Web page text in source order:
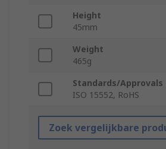
Height
45mm
Weight
465g
Standards/Approvals
ISO 15552, RoHS
Zoek vergelijkbare